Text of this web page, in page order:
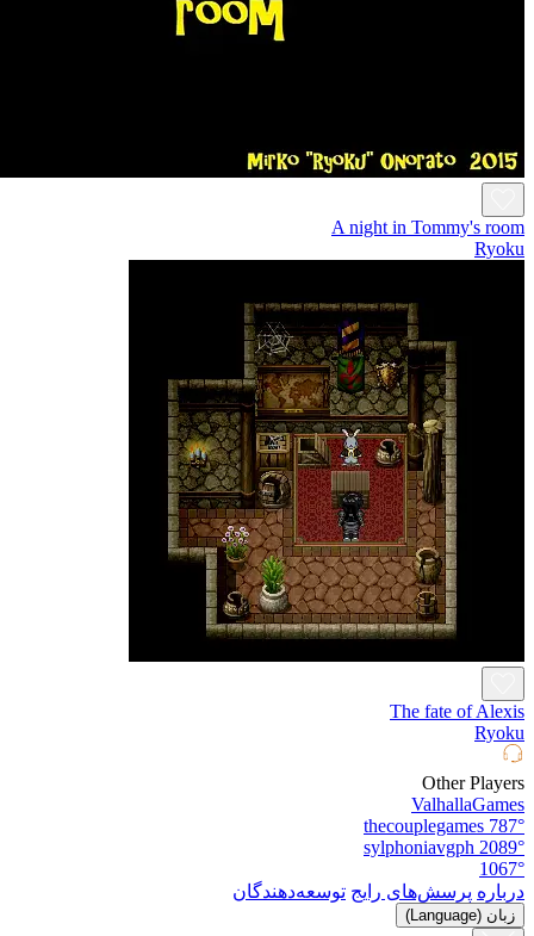
A night in
The fate of
Other
thecouplegames
sylphoniavgph
پرسش‌های رایج توسعه‌دهندگان